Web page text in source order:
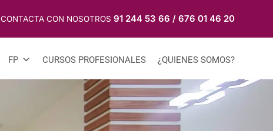
CONTACTA CON NOSOTROS 91 244 53 66 / 676 01 46 20
FP CURSOS PROFESIONALES ¿QUIENES SOMOS?